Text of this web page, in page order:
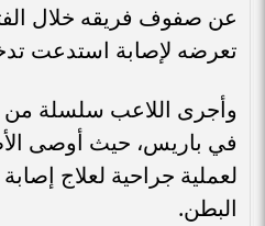
عن صفوف فريقه خلال
تعرضه لإصابة استدعت
وأجرى اللاعب سلسلة
في باريس، حيث أوصى
لعملية جراحية لعلاج
البطن.